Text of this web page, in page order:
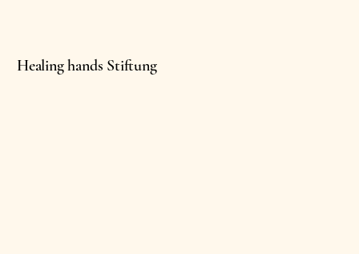
Healing hands Stiftung